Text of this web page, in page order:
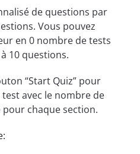
de questions par
Vous pouvez
en 0 nombre de tests
10 questions.
“Start Quiz” pour
avec le nombre de
chaque section.